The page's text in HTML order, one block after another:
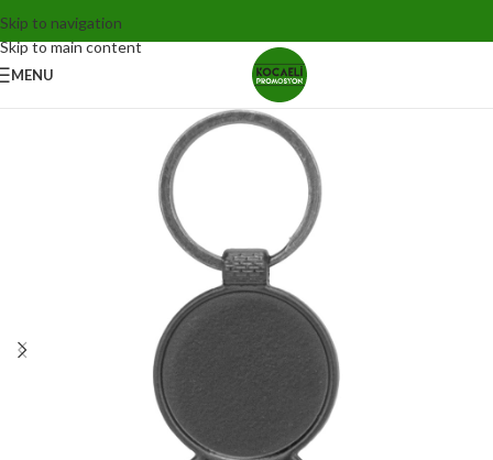
Skip to navigation
Skip to main content
MENU